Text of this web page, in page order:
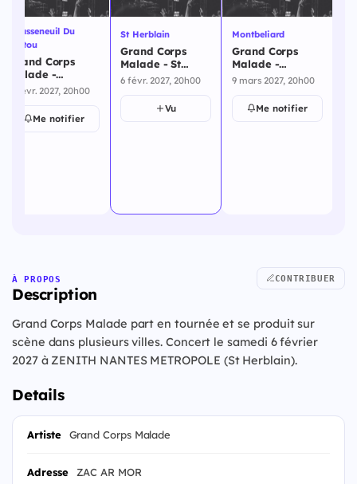
Chasseneuil Du
Poitou
Grand Corps
Malade -
Chasseneuil Du
Poitou - 5 février
2027
5 févr. 2027, 20h00
Me notifier
St Herblain
Grand Corps
Malade - St
Herblain - 6
février 2027
6 févr. 2027, 20h00
Vu
Montbeliard
Grand Corps
Malade -
Montbeliard - 9
mars 2027
9 mars 2027, 20h00
Me notifier
À PROPOS
Description
CONTRIBUER
Grand Corps Malade part en tournée et se produit sur
scène dans plusieurs villes. Concert le samedi 6 février
2027 à ZENITH NANTES METROPOLE (St Herblain).
Details
Artiste Grand Corps Malade
Adresse ZAC AR MOR